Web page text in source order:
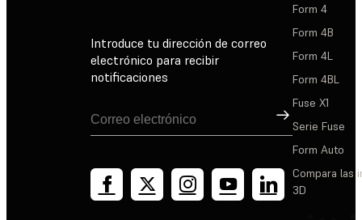
Introduce tu dirección de correo
electrónico para recibir
notificaciones
Suscribirse
Form 4
Form 4B
Form 4L
Form 4BL
Fuse X1
Serie Fuse
Form Auto
Compara las
3D